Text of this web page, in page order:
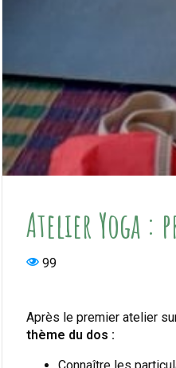
Atelier Yoga :
99
Après le premier atelier
thème du dos :